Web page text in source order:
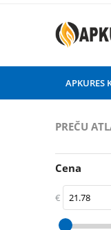
APKURES
PREČU
Cena
€